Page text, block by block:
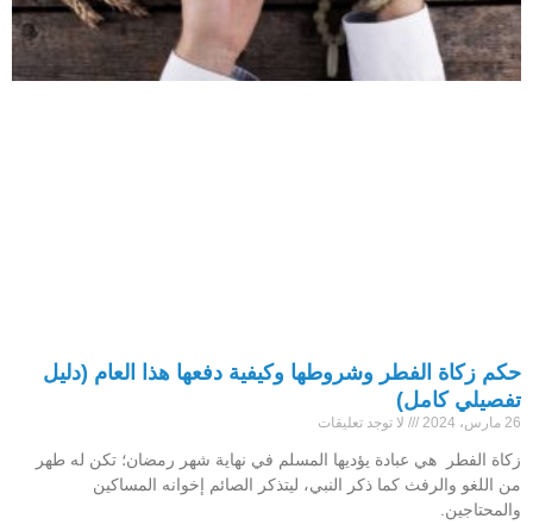
حكم زكاة الفطر وشروطها وكيفية دفعها هذا العام (دليل
تفصيلي كامل)
26 مارس، 2024 لا توجد تعليقات
زكاة الفطر هي عبادة يؤديها المسلم في نهاية شهر رمضان؛ تكن له طهر
من اللغو والرفث كما ذكر النبي، ليتذكر الصائم إخوانه المساكين
والمحتاجين.